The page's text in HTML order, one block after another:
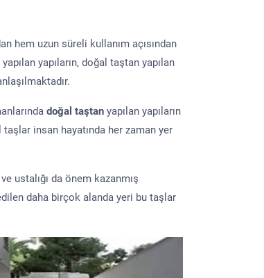
hem uzun süreli kullanım açısından
yapıların, doğal taştan yapılan
doğal taştan yapılan yapıların
insan hayatında her zaman yer
ustalığı da önem kazanmış
daha birçok alanda yeri bu taşlar